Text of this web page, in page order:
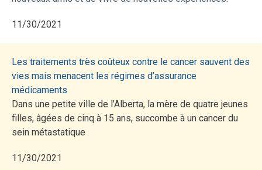
11/30/2021
Les traitements très coûteux contre le cancer sauvent des
vies mais menacent les régimes d’assurance
médicaments
Dans une petite ville de l’Alberta, la mère de quatre jeunes
filles, âgées de cinq à 15 ans, succombe à un cancer du
sein métastatique
11/30/2021